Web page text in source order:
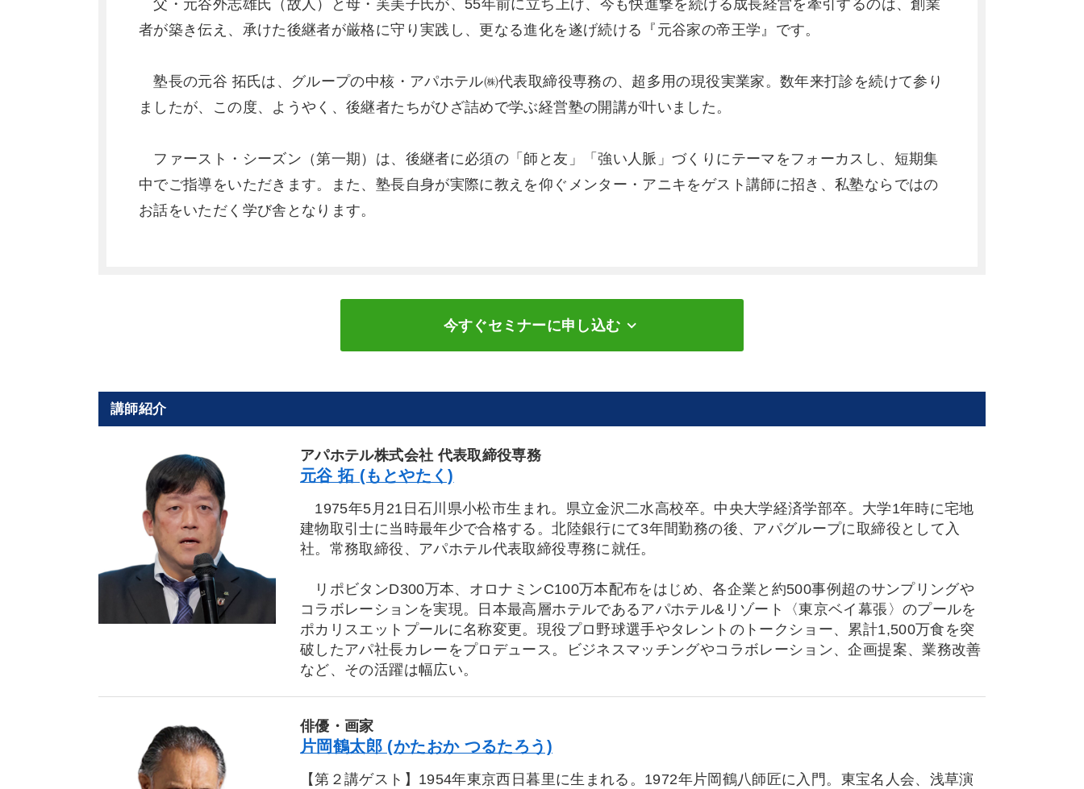
父・元谷外志雄氏（故人）と母・芙美子氏が、55年前に立ち上げ、今も快進撃を続ける成長経営を牽引するのは、創業
者が築き伝え、承けた後継者が厳格に守り実践し、更なる進化を遂げ続ける『元谷家の帝王学』です。
塾長の元谷 拓氏は、グループの中核・アパホテル㈱代表取締役専務の、超多用の現役実業家。数年来打診を続けて参り
ましたが、この度、ようやく、後継者たちがひざ詰めで学ぶ経営塾の開講が叶いました。
ファースト・シーズン（第一期）は、後継者に必須の「師と友」「強い人脈」づくりにテーマをフォーカスし、短期集
中でご指導をいただきます。また、塾長自身が実際に教えを仰ぐメンター・アニキをゲスト講師に招き、私塾ならではの
お話をいただく学び舎となります。
今すぐセミナーに申し込む keyboard_arrow_down
講師紹介
アパホテル株式会社 代表取締役専務
元谷 拓 (もとやたく)
1975年5月21日石川県小松市生まれ。県立金沢二水高校卒。中央大学経済学部卒。大学1年時に宅地
建物取引士に当時最年少で合格する。北陸銀行にて3年間勤務の後、アパグループに取締役として入
社。常務取締役、アパホテル代表取締役専務に就任。
リポビタンD300万本、オロナミンC100万本配布をはじめ、各企業と約500事例超のサンプリングや
コラボレーションを実現。日本最高層ホテルであるアパホテル&リゾート〈東京ベイ幕張〉のプールを
ポカリスエットプールに名称変更。現役プロ野球選手やタレントのトークショー、累計1,500万食を突
破したアパ社長カレーをプロデュース。ビジネスマッチングやコラボレーション、企画提案、業務改善
など、その活躍は幅広い。
俳優・画家
片岡鶴太郎 (かたおか つるたろう)
【第２講ゲスト】1954年東京西日暮里に生まれる。1972年片岡鶴八師匠に入門。東宝名人会、浅草演